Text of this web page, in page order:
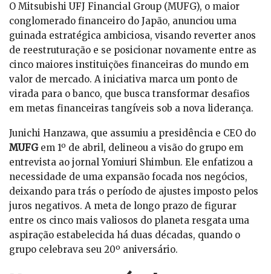
O Mitsubishi UFJ Financial Group (MUFG), o maior
conglomerado financeiro do Japão, anunciou uma
guinada estratégica ambiciosa, visando reverter anos
de reestruturação e se posicionar novamente entre as
cinco maiores instituições financeiras do mundo em
valor de mercado. A iniciativa marca um ponto de
virada para o banco, que busca transformar desafios
em metas financeiras tangíveis sob a nova liderança.
Junichi Hanzawa, que assumiu a presidência e CEO do
MUFGem 1º de abril, delineou a visão do grupo em
entrevista ao jornal Yomiuri Shimbun. Ele enfatizou a
necessidade de uma expansão focada nos negócios,
deixando para trás o período de ajustes imposto pelos
juros negativos. A meta de longo prazo de figurar
entre os cinco mais valiosos do planeta resgata uma
aspiração estabelecida há duas décadas, quando o
grupo celebrava seu 20º aniversário.